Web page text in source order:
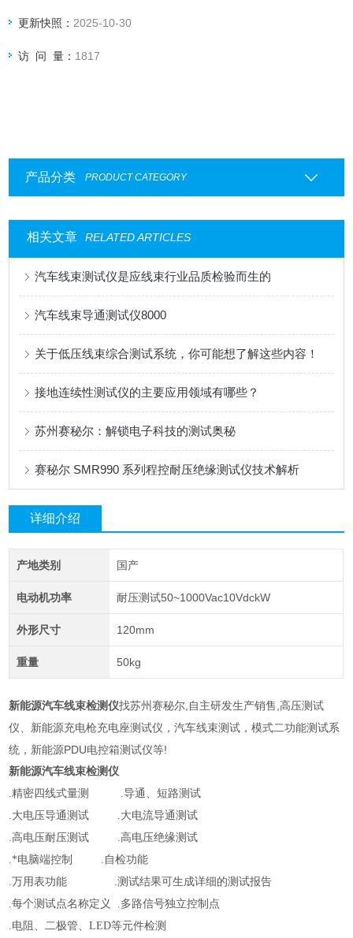
更新快照： 2025-10-30
访 问 量： 1817
产品分类 PRODUCT CATEGORY
相关文章 RELATED ARTICLES
汽车线束测试仪是应线束行业品质检验而生的
汽车线束导通测试仪8000
关于低压线束综合测试系统，你可能想了解这些内容！
接地连续性测试仪的主要应用领域有哪些？
苏州赛秘尔：解锁电子科技的测试奥秘
赛秘尔 SMR990 系列程控耐压绝缘测试仪技术解析
详细介绍
产地类别 国产
电动机功率 耐压测试50~1000Vac10VdckW
外形尺寸 120mm
重量 50kg
新能源汽车线束检测仪找苏州赛秘尔,自主研发生产销售,高压测试
仪、新能源充电枪充电座测试仪，汽车线束测试，模式二功能测试系
统，新能源PDU电控箱测试仪等!
新能源汽车线束检测仪
.精密四线式量测 .导通、短路测试
.大电压导通测试 .大电流导通测试
.高电压耐压测试 .高电压绝缘测试
.*电脑端控制 .自检功能
.万用表功能 .测试结果可生成详细的测试报告
.每个测试点名称定义 .多路信号独立控制点
.电阻、二极管、LED等元件检测